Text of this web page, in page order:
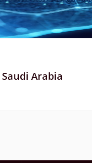
Arabia